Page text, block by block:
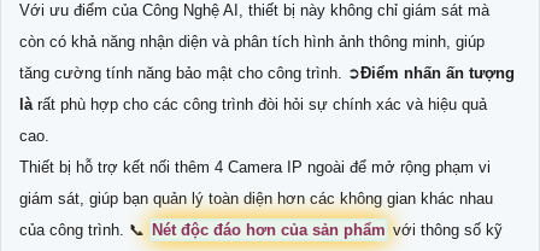
Với ưu điểm của Công Nghệ AI, thiết bị này không chỉ giám sát mà
còn có khả năng nhận diện và phân tích hình ảnh thông minh, giúp
tăng cường tính năng bảo mật cho công trình. ➲Điểm nhấn ấn tượng
làrất phù hợp cho các công trình đòi hỏi sự chính xác và hiệu quả
cao.
Thiết bị hỗ trợ kết nối thêm 4 Camera IP ngoài để mở rộng phạm vi
giám sát, giúp bạn quản lý toàn diện hơn các không gian khác nhau
của công trình. 📞 Nét độc đáo hơn của sản phẩm với thông số kỹ